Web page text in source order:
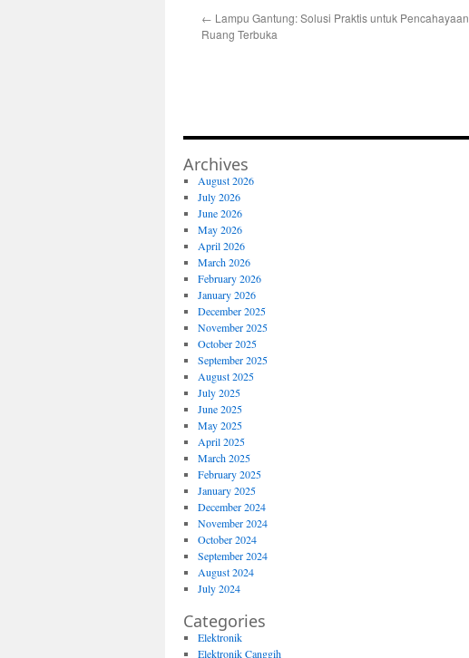
← Lampu Gantung: Solusi Praktis untuk Pencahayaan
Ruang Terbuka
Archives
August 2026
July 2026
June 2026
May 2026
April 2026
March 2026
February 2026
January 2026
December 2025
November 2025
October 2025
September 2025
August 2025
July 2025
June 2025
May 2025
April 2025
March 2025
February 2025
January 2025
December 2024
November 2024
October 2024
September 2024
August 2024
July 2024
Categories
Elektronik
Elektronik Canggih